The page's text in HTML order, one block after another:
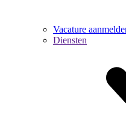
Vacature
Diensten